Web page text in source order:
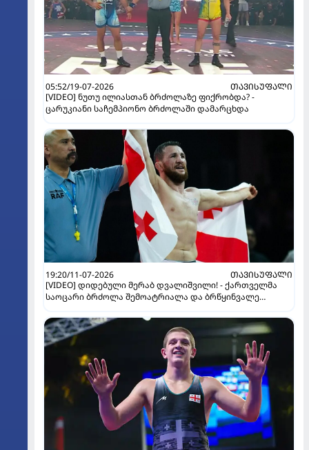
05:52/19-07-2026
ᲗᲐᲕᲘᲡᲣᲤᲐᲚᲘ
[VIDEO] ნუთუ ილიასთან ბრძოლაზე ფიქრობდა? -
ცარუკიანი საჩემპიონო ბრძოლაში დამარცხდა
19:20/11-07-2026
ᲗᲐᲕᲘᲡᲣᲤᲐᲚᲘ
[VIDEO] დიდებული მერაბ დვალიშვილი! - ქართველმა
საოცარი ბრძოლა შემოატრიალა და ბრწყინვალე